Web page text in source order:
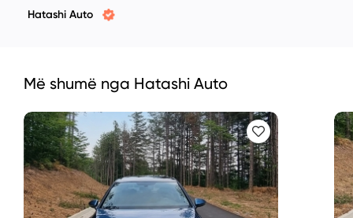
Hatashi Auto
Më shumë nga Hatashi Auto